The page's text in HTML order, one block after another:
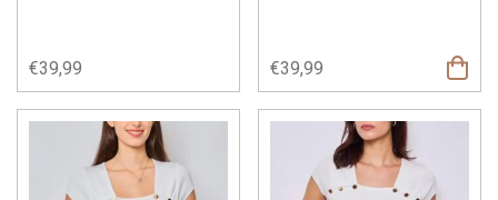
€39,99 €39,99
Opties